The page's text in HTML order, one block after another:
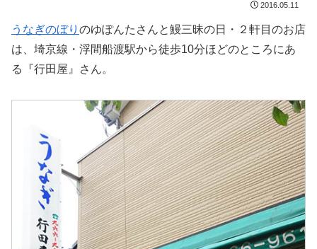
2016.05.11
うなぎのぼり のゆぽんたさんと鰻三昧の日・２軒目のお店
は、埼京線・浮間船渡駅から徒歩10分ほどのところにあ
る『行田屋』さん。